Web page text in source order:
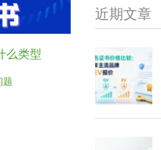
么类型
题
近期文章